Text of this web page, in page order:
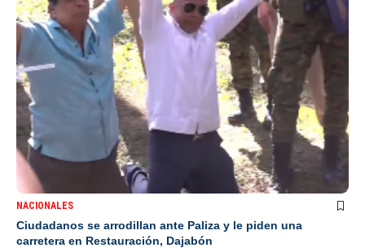
NACIONALES
Ciudadanos se arrodillan ante Paliza y le piden una
carretera en Restauración, Dajabón